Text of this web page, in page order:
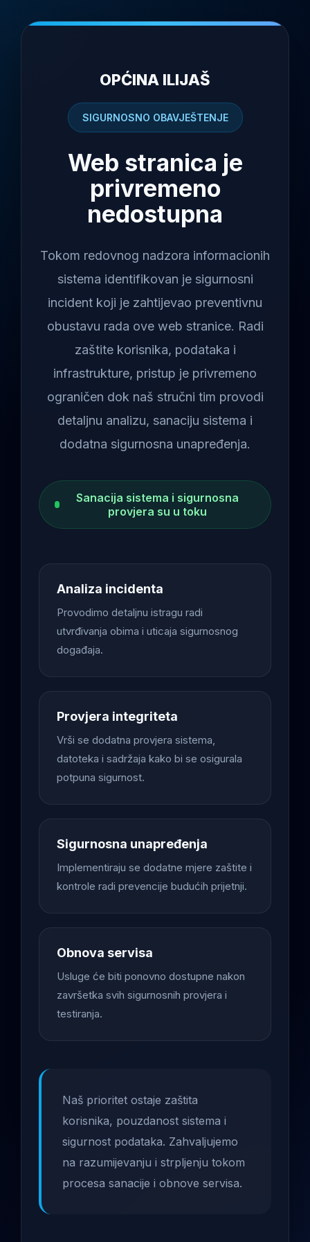
OPĆINA ILIJAŠ
SIGURNOSNO OBAVJEŠTENJE
Web stranica je
privremeno
nedostupna
Tokom redovnog nadzora informacionih
sistema identifikovan je sigurnosni
incident koji je zahtijevao preventivnu
obustavu rada ove web stranice. Radi
zaštite korisnika, podataka i
infrastrukture, pristup je privremeno
ograničen dok naš stručni tim provodi
detaljnu analizu, sanaciju sistema i
dodatna sigurnosna unapređenja.
Sanacija sistema i sigurnosna
provjera su u toku
Analiza incidenta
Provodimo detaljnu istragu radi
utvrđivanja obima i uticaja sigurnosnog
događaja.
Provjera integriteta
Vrši se dodatna provjera sistema,
datoteka i sadržaja kako bi se osigurala
potpuna sigurnost.
Sigurnosna unapređenja
Implementiraju se dodatne mjere zaštite i
kontrole radi prevencije budućih prijetnji.
Obnova servisa
Usluge će biti ponovno dostupne nakon
završetka svih sigurnosnih provjera i
testiranja.
Naš prioritet ostaje zaštita
korisnika, pouzdanost sistema i
sigurnost podataka. Zahvaljujemo
na razumijevanju i strpljenju tokom
procesa sanacije i obnove servisa.